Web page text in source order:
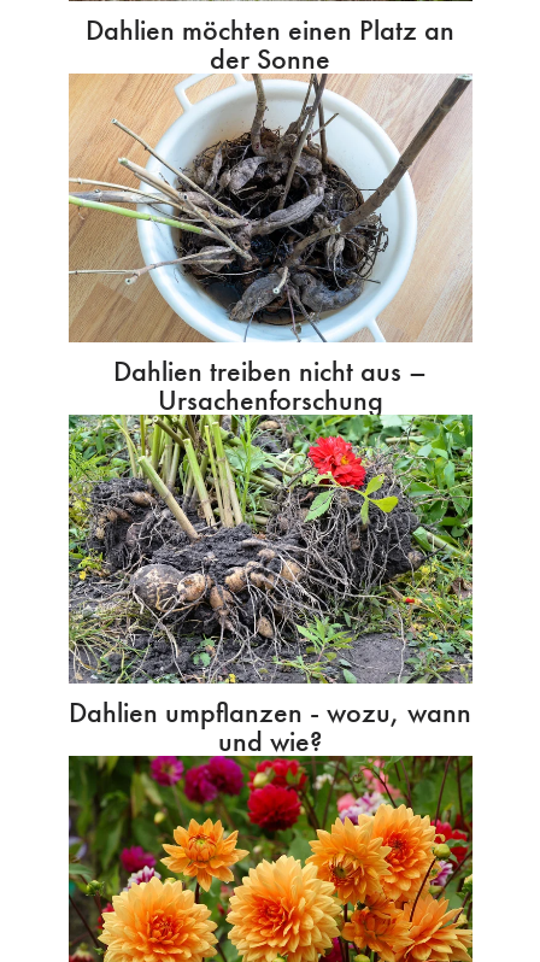
Dahlien möchten einen Platz an
der Sonne
Dahlien treiben nicht aus –
Ursachenforschung
Dahlien umpflanzen - wozu, wann
und wie?